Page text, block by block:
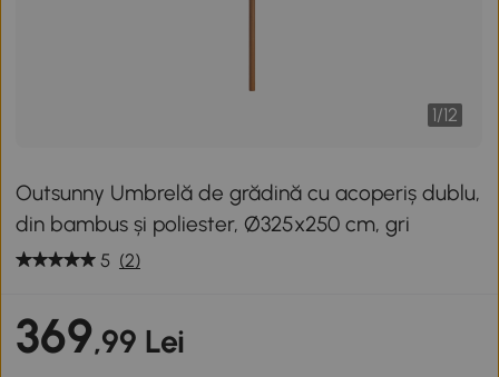
1/12
Outsunny Umbrelă de grădină cu acoperiș dublu,
din bambus și poliester, Ø325x250 cm, gri
5 (2)
369,99 Lei